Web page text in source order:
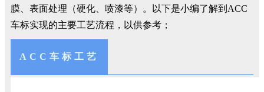
膜、表面处理（硬化、喷漆等）。以下是小编了解到ACC
车标实现的主要工艺流程，以供参考；
ACC车标工艺